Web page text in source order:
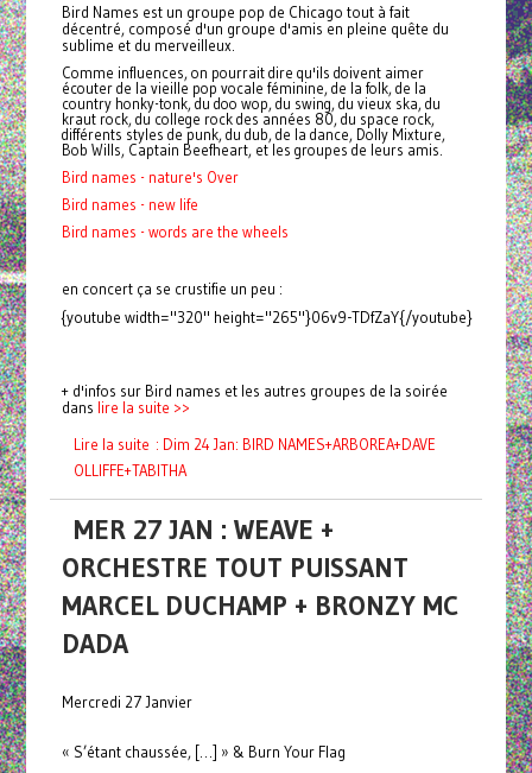
Bird Names est un groupe pop de Chicago tout à fait
décentré, composé d'un groupe d'amis en pleine quête du
sublime et du merveilleux.
Comme influences, on pourrait dire qu'ils doivent aimer
écouter de la vieille pop vocale féminine, de la folk, de la
country honky-tonk, du doo wop, du swing, du vieux ska, du
kraut rock, du college rock des années 80, du space rock,
différents styles de punk, du dub, de la dance, Dolly Mixture,
Bob Wills, Captain Beefheart, et les groupes de leurs amis.
Bird names - nature's Over
Bird names - new life
Bird names - words are the wheels
en concert ça se crustifie un peu :
{youtube width="320" height="265"}06v9-TDfZaY{/youtube}
+ d'infos sur Bird names et les autres groupes de la soirée
dans lire la suite >>
Lire la suite : Dim 24 Jan: BIRD NAMES+ARBOREA+DAVE
OLLIFFE+TABITHA
MER 27 JAN : WEAVE +
ORCHESTRE TOUT PUISSANT
MARCEL DUCHAMP + BRONZY MC
DADA
Mercredi 27 Janvier
« S’étant chaussée, […] » & Burn Your Flag